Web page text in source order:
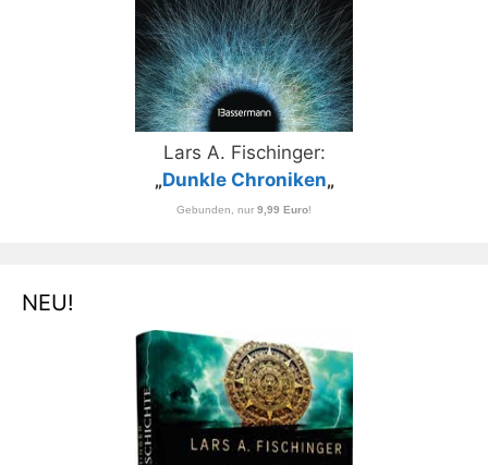
Lars A. Fischinger:
„Dunkle Chroniken„
Gebunden, nur 9,99 Euro!
NEU!